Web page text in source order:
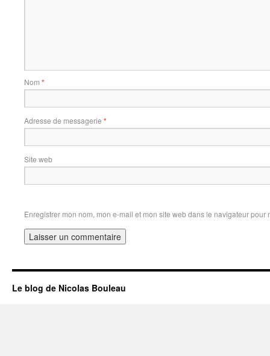
Nom *
Adresse de messagerie *
Site web
Enregistrer mon nom, mon e-mail et mon site web dans le navigateur pour
Le blog de Nicolas Bouleau